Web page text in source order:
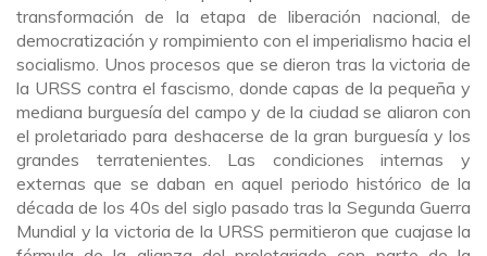
transformación de la etapa de liberación nacional, de
democratización y rompimiento con el imperialismo hacia el
socialismo. Unos procesos que se dieron tras la victoria de
la URSS contra el fascismo, donde capas de la pequeña y
mediana burguesía del campo y de la ciudad se aliaron con
el proletariado para deshacerse de la gran burguesía y los
grandes terratenientes. Las condiciones internas y
externas que se daban en aquel periodo histórico de la
década de los 40s del siglo pasado tras la Segunda Guerra
Mundial y la victoria de la URSS permitieron que cuajase la